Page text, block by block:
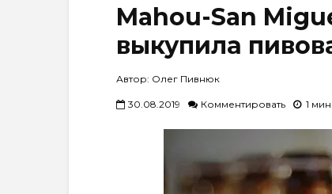
Mahou-San
выкупила
Автор: Олег Пивнюк
30.08.2019 Комментировать 1 мин.